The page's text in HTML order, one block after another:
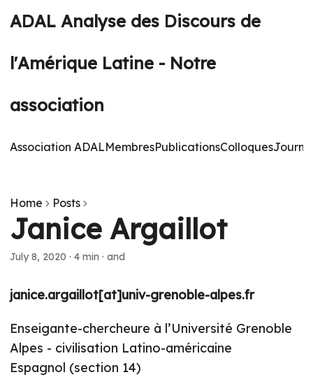
ADAL Analyse des Discours de
l'Amérique Latine - Notre
association
Association ADALMembresPublicationsColloques
Home Posts
Janice Argaillot
July 8, 2020 · 4 min · and
janice.argaillot[at]univ-grenoble-alpes.fr
Enseigante-chercheure à l’Université Grenoble
Alpes - civilisation Latino-américaine
Espagnol (section 14)